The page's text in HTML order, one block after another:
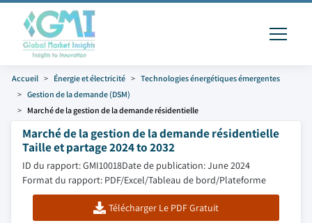
Accueil Énergie et électricité
Technologies énergétiques émergentes
Gestion de la demande (DSM)
Marché de la gestion de la demande résidentielle
Marché de la gestion de la demande résidentielle
Taille et partage 2024 to 2032
ID du rapport: GMI10018Date de publication: June 2024
Format du rapport: PDF/Excel/Tableau de bord/Plateforme
Télécharger Le PDF Gratuit